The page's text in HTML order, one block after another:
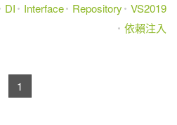
DI Interface Repository
VS2019
依賴注入
1